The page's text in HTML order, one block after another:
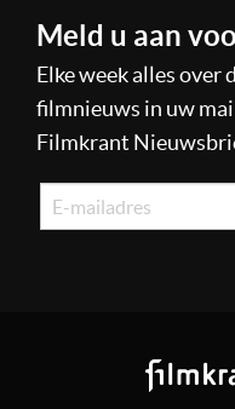
Meld u aan
Elke week alles over
filmnieuws in uw
Filmkrant